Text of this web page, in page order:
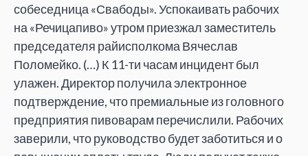
собеседница «Свабоды». Успокаивать рабочих
на «Речицапиво» утром приезжал заместитель
председателя райисполкома Вячеслав
Поломейко. (…) К 11-ти часам инцидент был
улажен. Директор получила электронное
подтверждение, что премиальные из головного
предприятия пивоварам перечислили. Рабочих
заверили, что руководство будет заботиться и о